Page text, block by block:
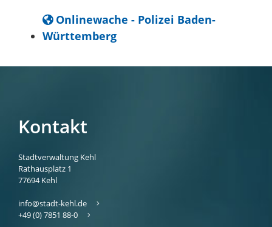
Onlinewache - Polizei Baden-
Württemberg
Kontakt
Stadtverwaltung Kehl
Rathausplatz 1
77694 Kehl
info@stadt-kehl.de
+49 (0) 7851 88-0